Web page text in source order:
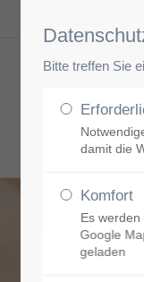
Bitte treffen Sie
damit die
Komfort
Es
Google
geladen